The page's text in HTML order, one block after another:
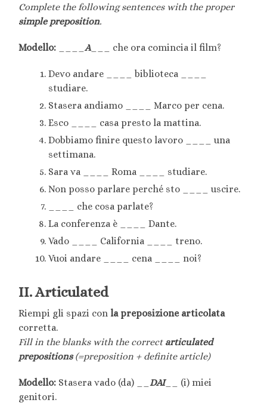
Complete the following sentences with the proper
simple preposition.
Modello: ____A___ che ora comincia il film?
Devo andare ____ biblioteca ____
studiare.
Stasera andiamo ____ Marco per cena.
Esco ____ casa presto la mattina.
Dobbiamo finire questo lavoro ____ una
settimana.
Sara va ____ Roma ____ studiare.
Non posso parlare perché sto ____ uscire.
____ che cosa parlate?
La conferenza è ____ Dante.
Vado ____ California ____ treno.
Vuoi andare ____ cena ____ noi?
II. Articulated
Riempi gli spazi con la preposizione articolata
corretta.
Fill in the blanks with the correct articulated
prepositions(=preposition + definite article)
Modello: Stasera vado (da) __ DAI__ (i) miei
genitori.